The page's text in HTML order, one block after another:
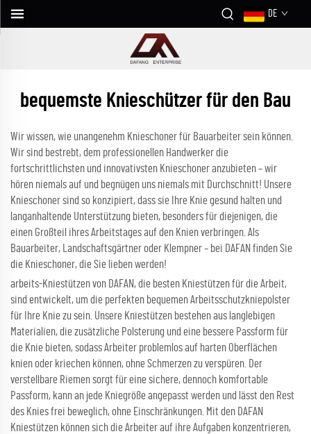
DE
bequemste Knieschützer für den Bau
Wir wissen, wie unangenehm Knieschoner für Bauarbeiter sein können.
Wir sind bestrebt, dem professionellen Handwerker die
fortschrittlichsten und innovativsten Knieschoner anzubieten – wir
hören niemals auf und begnügen uns niemals mit Durchschnitt! Unsere
Knieschoner sind so konzipiert, dass sie Ihre Knie gesund halten und
langanhaltende Unterstützung bieten, besonders für diejenigen, die
einen Großteil ihres Arbeitstages auf den Knien verbringen. Als
Bauarbeiter, Landschaftsgärtner oder Klempner – bei DAFAN finden Sie
die Knieschoner, die Sie lieben werden!
arbeits-Kniestützen von DAFAN, die besten Kniestützen für die Arbeit,
sind entwickelt, um die perfekten bequemen Arbeitsschutzkniepolster
für Ihre Knie zu sein. Unsere Kniestützen bestehen aus langlebigen
Materialien, die zusätzliche Polsterung und eine bessere Passform für
die Knie bieten, sodass Arbeiter problemlos auf harten Oberflächen
knien oder kriechen können, ohne Schmerzen zu verspüren. Der
verstellbare Riemen sorgt für eine sichere, dennoch komfortable
Passform, kann an jede Kniegröße angepasst werden und lässt den Rest
des Knies frei beweglich, ohne Einschränkungen. Mit den DAFAN
Kniestützen können sich die Arbeiter auf ihre Aufgaben konzentrieren,